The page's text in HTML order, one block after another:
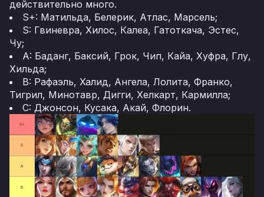
действительно много.
S+: Матильда, Белерик, Атлас, Марсель;
S: Гвиневра, Хилос, Калеа, Гатоткача, Эстес,
Чу;
A: Баданг, Баксий, Грок, Чип, Кайа, Хуфра, Глу,
Хильда;
B: Рафаэль, Халид, Ангела, Лолита, Франко,
Тигрил, Минотавр, Дигги, Хелкарт, Кармилла;
C: Джонсон, Кусака, Акай, Флорин.